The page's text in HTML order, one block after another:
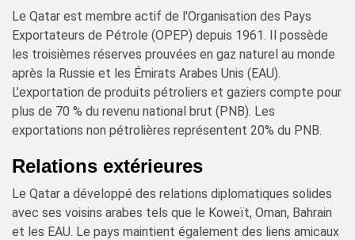
Le Qatar est membre actif de l'Organisation des Pays
Exportateurs de Pétrole (OPEP) depuis 1961. Il possède
les troisièmes réserves prouvées en gaz naturel au monde
après la Russie et les Émirats Arabes Unis (EAU).
L’exportation de produits pétroliers et gaziers compte pour
plus de 70 % du revenu national brut (PNB). Les
exportations non pétrolières représentent 20% du PNB.
Relations extérieures
Le Qatar a développé des relations diplomatiques solides
avec ses voisins arabes tels que le Koweït, Oman, Bahrain
et les EAU. Le pays maintient également des liens amicaux